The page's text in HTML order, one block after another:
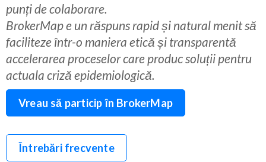
punți de colaborare.
BrokerMap e un răspuns rapid și natural menit să
faciliteze într-o maniera etică și transparentă
accelerarea proceselor care produc soluții pentru
actuala criză epidemiologică.
Vreau să particip în BrokerMap
Întrebări frecvente